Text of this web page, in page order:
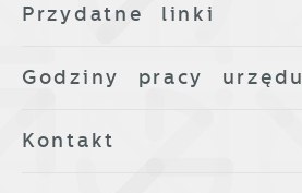
Przydatne linki
Godziny pracy urzędu
Kontakt